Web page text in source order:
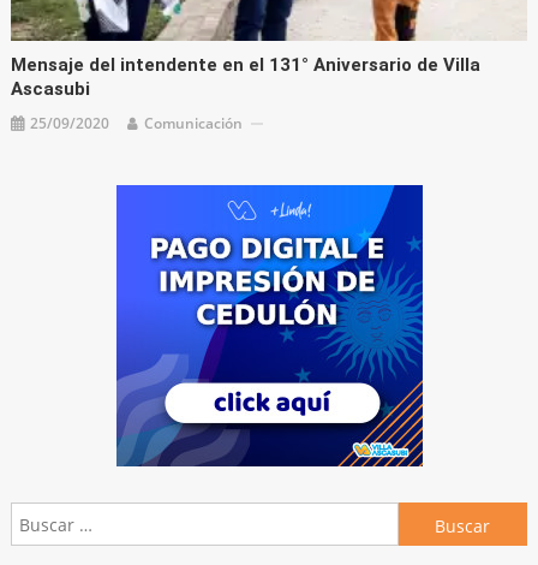
Mensaje del intendente en el 131° Aniversario de Villa
Ascasubi
25/09/2020 Comunicación
Buscar: